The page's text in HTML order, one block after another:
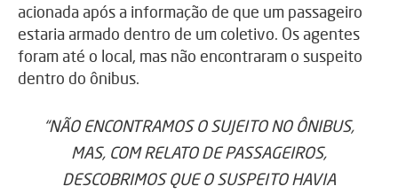
acionada após a informação de que um passageiro
estaria armado dentro de um coletivo. Os agentes
foram até o local, mas não encontraram o suspeito
dentro do ônibus.
“NÃO ENCONTRAMOS O SUJEITO NO ÔNIBUS,
MAS, COM RELATO DE PASSAGEIROS,
DESCOBRIMOS QUE O SUSPEITO HAVIA